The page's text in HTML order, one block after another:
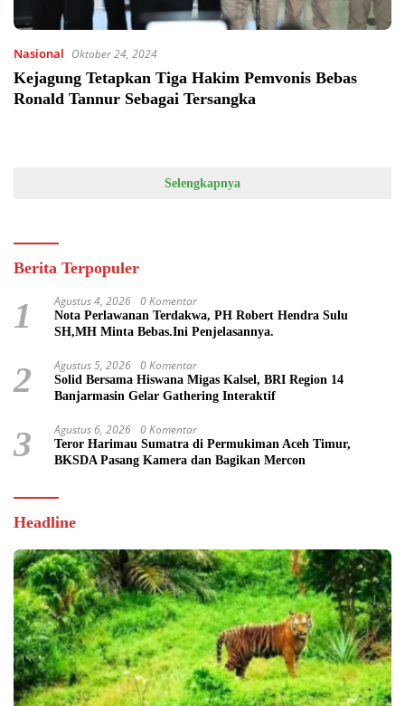
Nasional Oktober 24, 2024
Kejagung Tetapkan Tiga Hakim Pemvonis Bebas
Ronald Tannur Sebagai Tersangka
Selengkapnya
Berita Terpopuler
1 Agustus 4, 2026 0 Komentar
Nota Perlawanan Terdakwa, PH Robert Hendra Sulu
SH,MH Minta Bebas.Ini Penjelasannya.
2 Agustus 5, 2026 0 Komentar
Solid Bersama Hiswana Migas Kalsel, BRI Region 14
Banjarmasin Gelar Gathering Interaktif
3 Agustus 6, 2026 0 Komentar
Teror Harimau Sumatra di Permukiman Aceh Timur,
BKSDA Pasang Kamera dan Bagikan Mercon
Headline